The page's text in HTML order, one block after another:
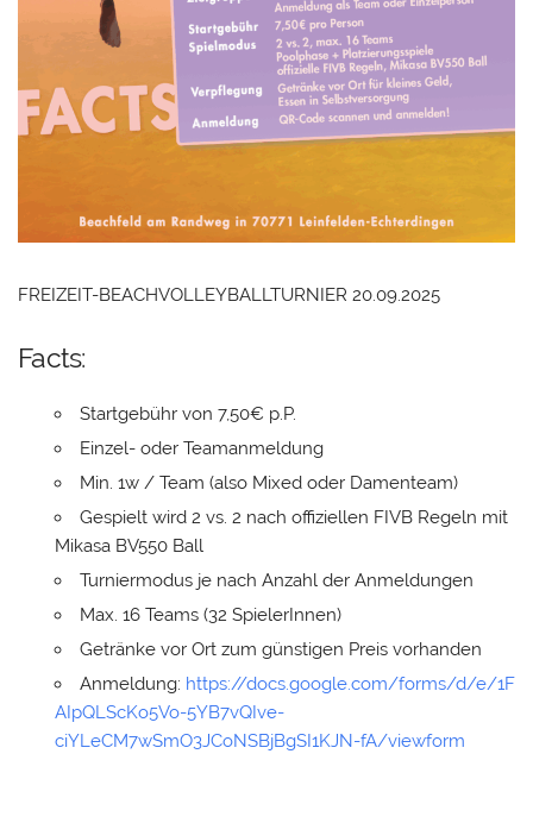
FREIZEIT-BEACHVOLLEYBALLTURNIER 20.09.2025
Facts:
Startgebühr von 7,50€ p.P.
Einzel- oder Teamanmeldung
Min. 1w / Team (also Mixed oder Damenteam)
Gespielt wird 2 vs. 2 nach offiziellen FIVB Regeln mit
Mikasa BV550 Ball
Turniermodus je nach Anzahl der Anmeldungen
Max. 16 Teams (32 SpielerInnen)
Getränke vor Ort zum günstigen Preis vorhanden
Anmeldung: https://docs.google.com/forms/d/e/1F
AIpQLScKo5Vo-5YB7vQIve-
ciYLeCM7wSmO3JCoNSBjBgSI1KJN-fA/viewform